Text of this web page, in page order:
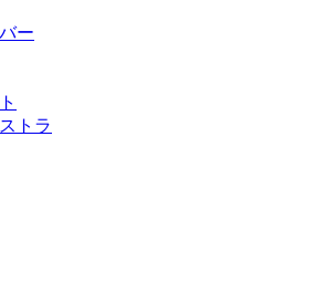
ー
トラ